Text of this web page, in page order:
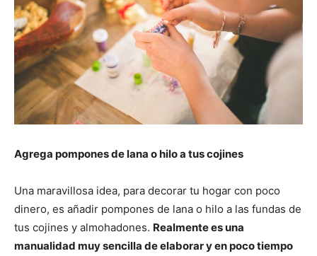
Agrega pompones de lana o hilo a tus cojines
Una maravillosa idea, para decorar tu hogar con poco
dinero, es añadir pompones de lana o hilo a las fundas de
tus cojines y almohadones. Realmente es una
manualidad muy sencilla de elaborar y en poco tiempo